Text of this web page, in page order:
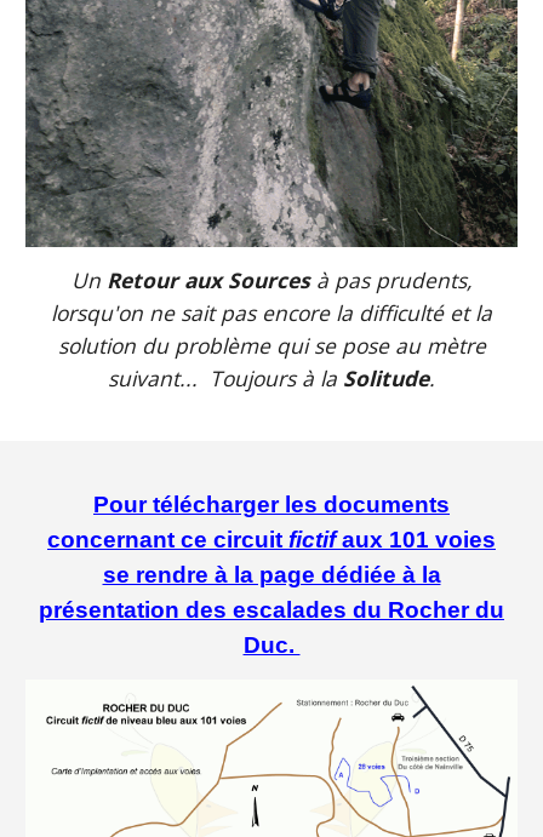
Un Retour aux Sourcesà pas prudents,
lorsqu'on ne sait pas encore la difficulté et la
solution du problème qui se pose au mètre
suivant... Toujours à la Solitude.
Pour télécharger les documents
concernant ce circuit fictifaux 101 voies
se rendre à la page dédiée à la
présentation des escalades du Rocher du
Duc.